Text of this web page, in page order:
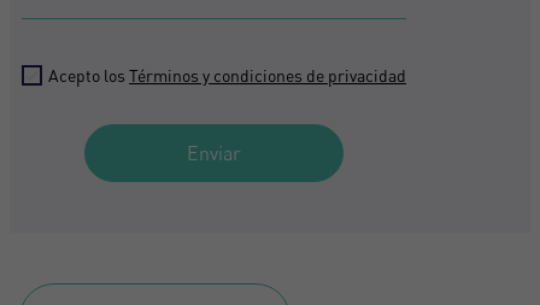
Acepto los Términos y condiciones de privacidad
Enviar